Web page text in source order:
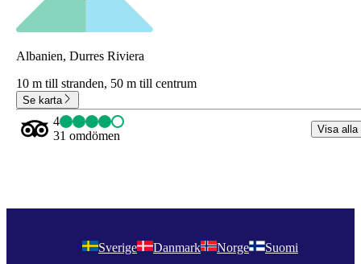
Albanien, Durres Riviera
10 m till stranden, 50 m till centrum
Se karta
4
31 omdömen
Visa alla
Sverige Danmark Norge Suomi